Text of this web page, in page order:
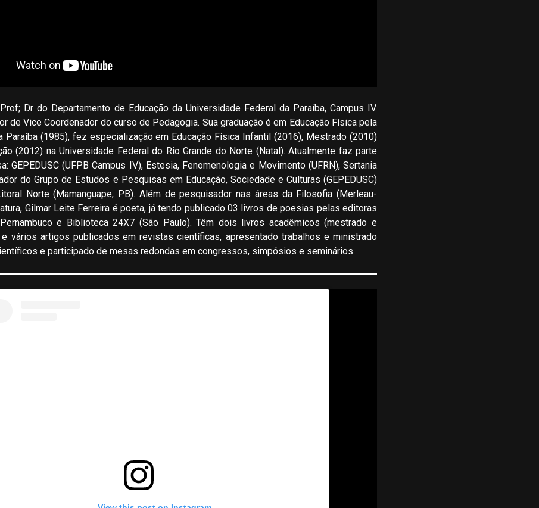
Dr do Departamento de Educação da Universidade Federal da Paraíba, Campus IV.
de Vice Coordenador do curso de Pedagogia. Sua graduação é em Educação Física pela
Paraíba (1985), fez especialização em Educação Física Infantil (2016), Mestrado (2010)
(2012) na Universidade Federal do Rio Grande do Norte (Natal). Atualmente faz parte
GEPEDUSC (UFPB Campus IV), Estesia, Fenomenologia e Movimento (UFRN), Sertania
do Grupo de Estudos e Pesquisas em Educação, Sociedade e Culturas (GEPEDUSC)
Norte (Mamanguape, PB). Além de pesquisador nas áreas da Filosofia (Merleau-
Gilmar Leite Ferreira é poeta, já tendo publicado 03 livros de poesias pelas editoras
e Biblioteca 24X7 (São Paulo). Têm dois livros acadêmicos (mestrado e
vários artigos publicados em revistas científicas, apresentado trabalhos e ministrado
e participado de mesas redondas em congressos, simpósios e seminários.